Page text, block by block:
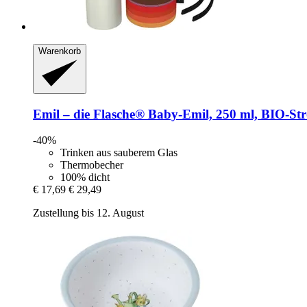
Warenkorb
Emil – die Flasche® Baby-​Emil, 250 ml, BIO-​
-40%
Trinken aus sauberem Glas
Thermobecher
100% dicht
€ 17,69 € 29,49
Zustellung bis 12. August